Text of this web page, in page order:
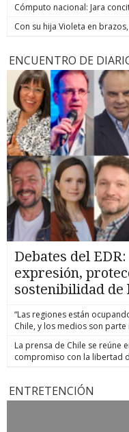
Cómputo nacional: Jara
Con su hija Violeta en
ENCUENTRO DE
Debates del
expresión,
sostenibilidad
“Las regiones están
Chile, y los medios son parte
La prensa de Chile se reúne
compromiso con la libertad
ENTRETENCIÓN